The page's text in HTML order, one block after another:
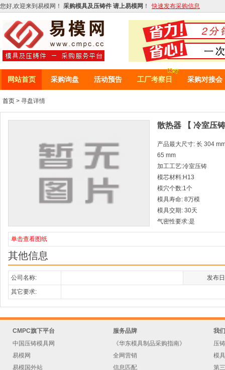
您好,欢迎来到易模网！ 采购模具及压铸件 请上易模网 ！ 快速发布采购信息
网站首页 采购询盘 活动预告 工厂考察日 采购对接会
首页 > 寻盘详情
散热器 【 冷室压
产品最大尺寸: 长 304
65 mm
加工工艺:冷室压铸
模芯材料:H13
模穴个数:1个
模具寿命: 8万模
模具交期: 30天
气密性要求:是
单击查看图纸
其他信息
公司名称:
发布
其它要求:
CMPC旗下平台
中国压铸模具网
易模网
易模国外站
服务品牌
《华东模具制品采购指南》
全网营销
信息匹配
我
压
模
第